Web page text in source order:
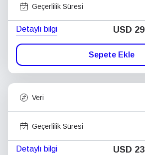
Geçerlilik Süresi
Detaylı bilgi USD 29
Sepete Ekle
Veri
Geçerlilik Süresi
Detaylı bilgi USD 23